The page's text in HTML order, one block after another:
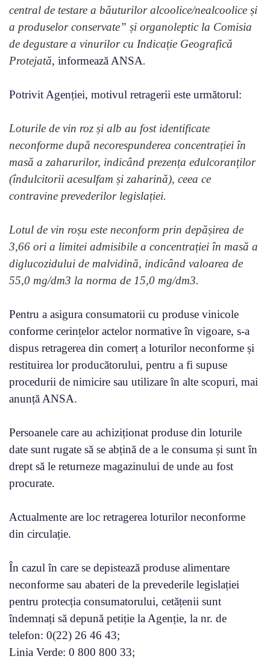
central de testare a băuturilor alcoolice/nealcoolice și
a produselor conservate” și organoleptic la Comisia
de degustare a vinurilor cu Indicație Geografică
Protejată, informează ANSA.
Potrivit Agenției, motivul retragerii este următorul:
Loturile de vin roz și alb au fost identificate
neconforme după necorespunderea concentrației în
masă a zaharurilor, indicând prezența edulcoranților
(îndulcitorii acesulfam și zaharină), ceea ce
contravine prevederilor legislației.
Lotul de vin roșu este neconform prin depășirea de
3,66 ori a limitei admisibile a concentrației în masă a
diglucozidului de malvidină, indicând valoarea de
55,0 mg/dm3 la norma de 15,0 mg/dm3.
Pentru a asigura consumatorii cu produse vinicole
conforme cerințelor actelor normative în vigoare, s-a
dispus retragerea din comerț a loturilor neconforme și
restituirea lor producătorului, pentru a fi supuse
procedurii de nimicire sau utilizare în alte scopuri, mai
anunță ANSA.
Persoanele care au achiziționat produse din loturile
date sunt rugate să se abțină de a le consuma și sunt în
drept să le returneze magazinului de unde au fost
procurate.
Actualmente are loc retragerea loturilor neconforme
din circulație.
În cazul în care se depistează produse alimentare
neconforme sau abateri de la prevederile legislației
pentru protecția consumatorului, cetățenii sunt
îndemnați să depună petiție la Agenție, la nr. de
telefon: 0(22) 26 46 43;
Linia Verde: 0 800 800 33;